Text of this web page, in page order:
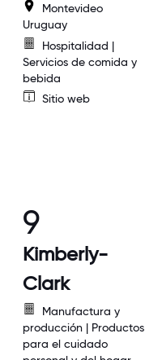
Montevideo
Uruguay
Hospitalidad |
Servicios de comida y
bebida
Sitio web
9
Kimberly-
Clark
Manufactura y
producción | Productos
para el cuidado